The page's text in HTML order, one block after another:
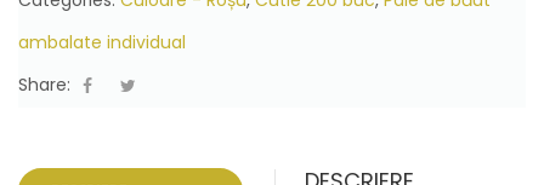
ambalate individual
Share: